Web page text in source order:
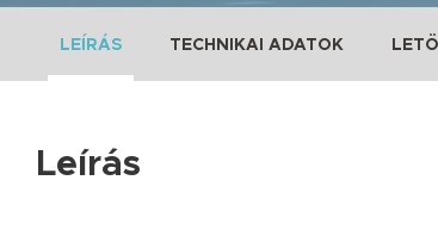
LEÍRÁS TECHNIKAI ADATOK
Leírás